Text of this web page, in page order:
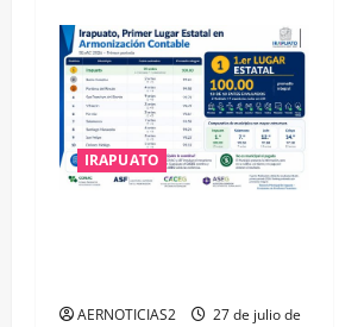
IRAPUATO
AERNOTICIAS2
27 de julio de